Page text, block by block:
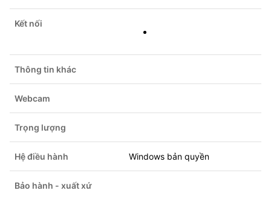
Kết nối
Thông tin khác
Webcam
Trọng lượng
Hệ điều hành Windows bản quyền
Bảo hành - xuất xứ